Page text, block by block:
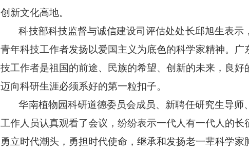
创新文化高地。
科技部科技监督与诚信建设司评估处处长邱旭生表示
青年科技工作者发扬以爱国主义为底色的科学家精神。
技工作者是祖国的前途、民族的希望、创新的未来，良
迈向科研生涯必须系好的第一粒扣子。
华南植物园科研道德委员会成员、新聘任研究生导师
工作人员认真观看了会议，纷纷表示一代人有一代人的
勇立时代潮头，勇担时代使命，继承和发扬老一辈科学